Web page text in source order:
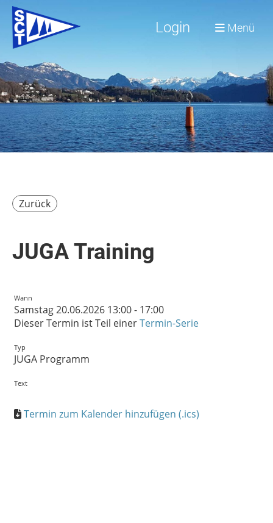
Login Menü
Zurück
JUGA Training
Wann
Samstag 20.06.2026 13:00 - 17:00
Dieser Termin ist Teil einerTermin-Serie
Typ
JUGA Programm
Text
Termin zum Kalender hinzufügen (.ics)